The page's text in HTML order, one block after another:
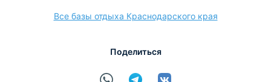
Все базы отдыха Краснодарского края
Поделиться